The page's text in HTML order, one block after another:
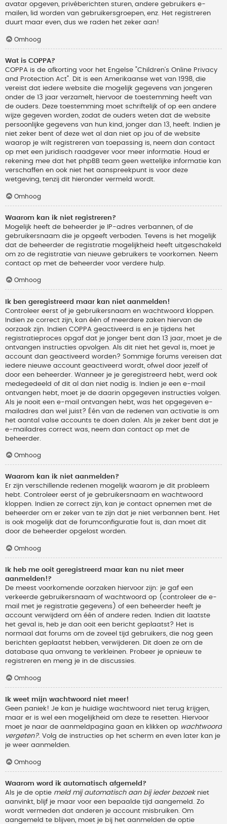
avatar opgeven, privéberichten sturen, andere gebruikers e-
mailen, lid worden van gebruikersgroepen, enz. Het registreren
duurt maar even, dus we raden het zeker aan!
Omhoog
Wat is COPPA?
COPPA is de afkorting voor het Engelse "Children’s Online Privacy
and Protection Act". Dit is een Amerikaanse wet van 1998, die
vereist dat iedere website die mogelijk gegevens van jongeren
onder de 13 jaar verzamelt, hiervoor de toestemming heeft van
de ouders. Deze toestemming moet schriftelijk of op een andere
wijze gegeven worden, zodat de ouders weten dat de website
persoonlijke gegevens van hun kind, jonger dan 13, heeft. Indien je
niet zeker bent of deze wet al dan niet op jou of de website
waarop je wilt registreren van toepassing is, neem dan contact
op met een juridisch raadgever voor meer informatie. Houd er
rekening mee dat het phpBB team geen wettelijke informatie kan
verschaffen en ook niet het aanspreekpunt is voor deze
wetgeving, tenzij dit hieronder vermeld wordt.
Omhoog
Waarom kan ik niet registreren?
Mogelijk heeft de beheerder je IP-adres verbannen, of de
gebruikersnaam die je opgeeft verboden. Tevens is het mogelijk
dat de beheerder de registratie mogelijkheid heeft uitgeschakeld
om zo de registratie van nieuwe gebruikers te voorkomen. Neem
contact op met de beheerder voor verdere hulp.
Omhoog
Ik ben geregistreerd maar kan niet aanmelden!
Controleer eerst of je gebruikersnaam en wachtwoord kloppen.
Indien ze correct zijn, kan één of meerdere zaken hiervan de
oorzaak zijn. Indien COPPA geactiveerd is en je tijdens het
registratieproces opgaf dat je jonger bent dan 13 jaar, moet je de
ontvangen instructies opvolgen. Als dit niet het geval is, moet je
account dan geactiveerd worden? Sommige forums vereisen dat
iedere nieuwe account geactiveerd wordt, ofwel door jezelf of
door een beheerder. Wanneer je je geregistreerd hebt, werd ook
medegedeeld of dit al dan niet nodig is. Indien je een e-mail
ontvangen hebt, moet je de daarin opgegeven instructies volgen.
Als je nooit een e-mail ontvangen hebt, was het opgegeven e-
mailadres dan wel juist? Één van de redenen van activatie is om
het aantal valse accounts te doen dalen. Als je zeker bent dat je
e-mailadres correct was, neem dan contact op met de
beheerder.
Omhoog
Waarom kan ik niet aanmelden?
Er zijn verschillende redenen mogelijk waarom je dit probleem
hebt. Controleer eerst of je gebruikersnaam en wachtwoord
kloppen. Indien ze correct zijn, kan je contact opnemen met de
beheerder om er zeker van te zijn dat je niet verbannen bent. Het
is ook mogelijk dat de forumconfiguratie fout is, dan moet dit
door de beheerder opgelost worden.
Omhoog
Ik heb me ooit geregistreerd maar kan nu niet meer
aanmelden!?
De meest voorkomende oorzaken hiervoor zijn: je gaf een
verkeerde gebruikersnaam of wachtwoord op (controleer de e-
mail met je registratie gegevens) of een beheerder heeft je
account verwijderd om één of andere reden. Indien dit laatste
het geval is, heb je dan ooit een bericht geplaatst? Het is
normaal dat forums om de zoveel tijd gebruikers, die nog geen
berichten geplaatst hebben, verwijderen. Dit doen ze om de
database qua omvang te verkleinen. Probeer je opnieuw te
registreren en meng je in de discussies.
Omhoog
Ik weet mijn wachtwoord niet meer!
Geen paniek! Je kan je huidige wachtwoord niet terug krijgen,
maar er is wel een mogelijkheid om deze te resetten. Hiervoor
moet je naar de aanmeldpagina gaan en klikken op wachtwoord
vergeten?. Volg de instructies op het scherm en even later kan je
je weer aanmelden.
Omhoog
Waarom word ik automatisch afgemeld?
Als je de optie meld mij automatisch aan bij ieder bezoekniet
aanvinkt, blijf je maar voor een bepaalde tijd aangemeld. Zo
wordt vermeden dat anderen je account misbruiken. Om
aangemeld te blijven, moet je bij het aanmelden de optie